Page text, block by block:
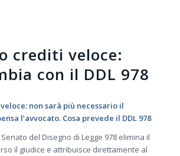
crediti veloce:
con il DDL 978
non sarà più necessario il
l’avvocato. Cosa prevede il DDL 978
del Disegno di Legge 978 elimina il
il giudice e attribuisce direttamente al